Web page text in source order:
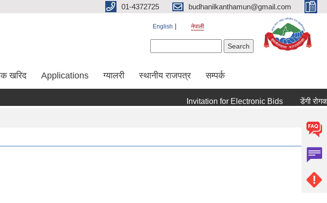
01-4372725 budhanilkanthamun@gmail.com
English नेपाली
खरिद Applications ग्यालरी स्थानीय राजपत्र सम्पर्क
Invitation for Electronic Bids डेंगी रोगको